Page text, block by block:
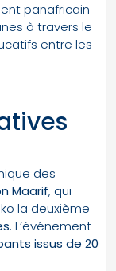
panafricain
à travers le
entre les
des
Maarif, qui
la deuxième
. L’événement
issus de 20